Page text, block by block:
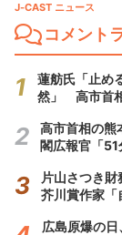
J-CAST ニュース
コメント
蓮舫氏「止め
然」 高市首
高市首相の
閣広報官「51
片山さつき
芥川賞作家「
広島原爆の